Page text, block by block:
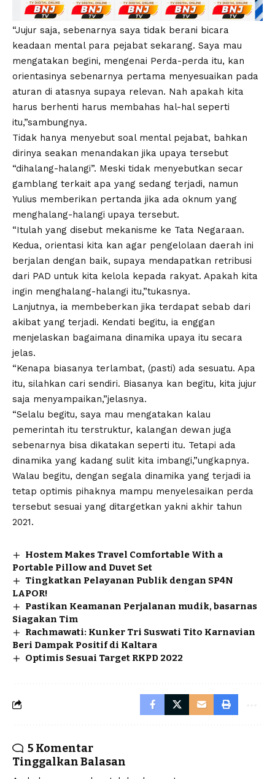
“Jujur saja, sebenarnya saya tidak berani bicara
keadaan mental para pejabat sekarang. Saya mau
mengatakan begini, mengenai Perda-perda itu, kan
orientasinya sebenarnya pertama menyesuaikan pada
aturan di atasnya supaya relevan. Nah apakah kita
harus berhenti harus membahas hal-hal seperti
itu,”sambungnya.
Tidak hanya menyebut soal mental pejabat, bahkan
dirinya seakan menandakan jika upaya tersebut
“dihalang-halangi”. Meski tidak menyebutkan secar
gamblang terkait apa yang sedang terjadi, namun
Yulius memberikan pertanda jika ada oknum yang
menghalang-halangi upaya tersebut.
“Itulah yang disebut mekanisme ke Tata Negaraan.
Kedua, orientasi kita kan agar pengelolaan daerah ini
berjalan dengan baik, supaya mendapatkan retribusi
dari PAD untuk kita kelola kepada rakyat. Apakah kita
ingin menghalang-halangi itu,”tukasnya.
Lanjutnya, ia membeberkan jika terdapat sebab dari
akibat yang terjadi. Kendati begitu, ia enggan
menjelaskan bagaimana dinamika upaya itu secara
jelas.
“Kenapa biasanya terlambat, (pasti) ada sesuatu. Apa
itu, silahkan cari sendiri. Biasanya kan begitu, kita jujur
saja menyampaikan,”jelasnya.
“Selalu begitu, saya mau mengatakan kalau
pemerintah itu terstruktur, kalangan dewan juga
sebenarnya bisa dikatakan seperti itu. Tetapi ada
dinamika yang kadang sulit kita imbangi,”ungkapnya.
Walau begitu, dengan segala dinamika yang terjadi ia
tetap optimis pihaknya mampu menyelesaikan perda
tersebut sesuai yang ditargetkan yakni akhir tahun
2021.
Hostem Makes Travel Comfortable With a
Portable Pillow and Duvet Set
Tingkatkan Pelayanan Publik dengan SP4N
LAPOR!
Pastikan Keamanan Perjalanan mudik, basarnas
Siagakan Tim
Rachmawati: Kunker Tri Suswati Tito Karnavian
Beri Dampak Positif di Kaltara
Optimis Sesuai Target RKPD 2022
5 Komentar
Tinggalkan Balasan